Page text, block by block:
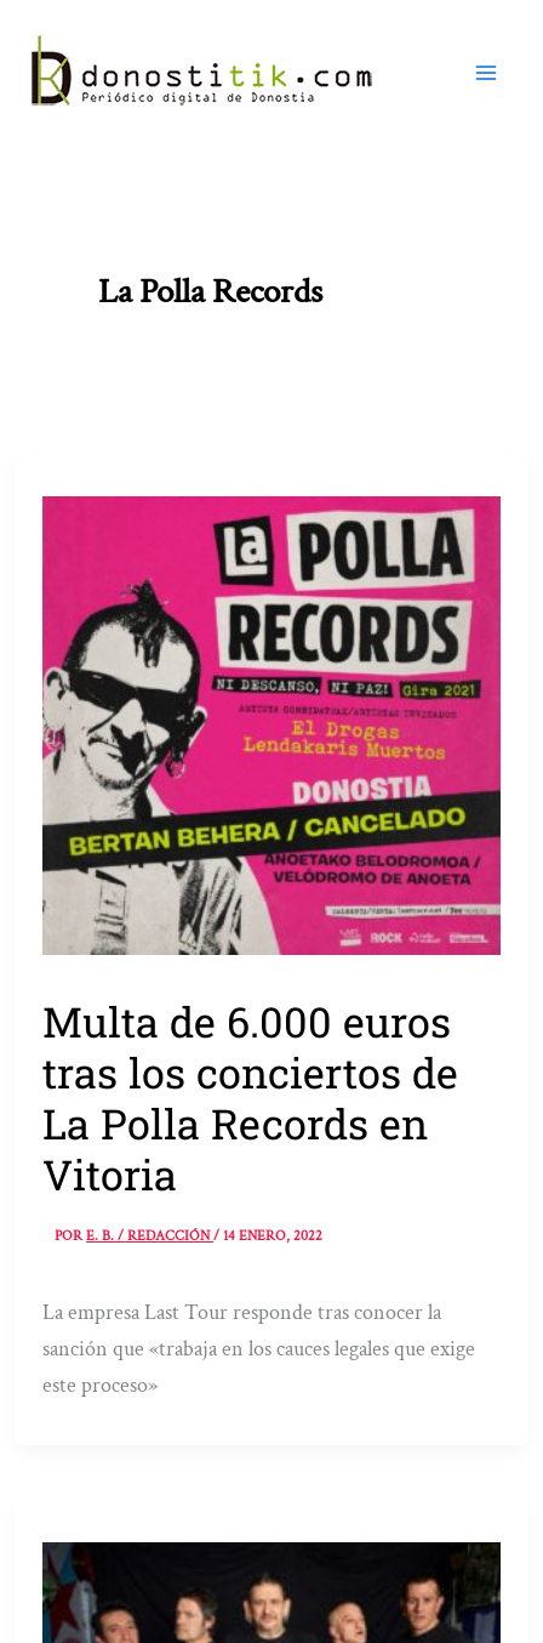
contenido
La Polla Records
Multa de 6.000 euros
tras los conciertos de
La Polla Records en
Vitoria
PORE. B. / REDACCIÓN/14 ENERO, 2022
La empresa Last Tour responde tras conocer la
sanción que «trabaja en los cauces legales que exige
este proceso»